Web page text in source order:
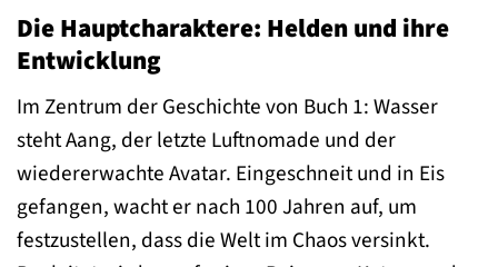
Die Hauptcharaktere: Helden und ihre
Entwicklung
Im Zentrum der Geschichte von Buch 1: Wasser
steht Aang, der letzte Luftnomade und der
wiedererwachte Avatar. Eingeschneit und in Eis
gefangen, wacht er nach 100 Jahren auf, um
festzustellen, dass die Welt im Chaos versinkt.